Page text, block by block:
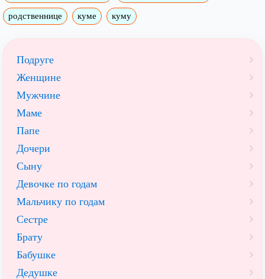
родственнице куме куму
Подруге
Женщине
Мужчине
Маме
Папе
Дочери
Сыну
Девочке по годам
Мальчику по годам
Сестре
Брату
Бабушке
Дедушке